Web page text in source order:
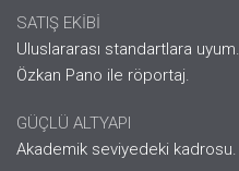
SATIŞ EKİBİ
Uluslararası standartlara uyum.
Özkan Pano ile röportaj.
GÜÇLÜ ALTYAPI
Akademik seviyedeki kadrosu.